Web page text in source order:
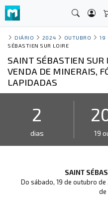
DIÁRIO 2024 OUTUBRO 19
SÉBASTIEN SUR LOIRE
SAINT SÉBASTIEN SUR
VENDA DE MINERAIS,
LAPIDADAS
2
dias 19
SAINT
Do sábado, 19 de outubro
de